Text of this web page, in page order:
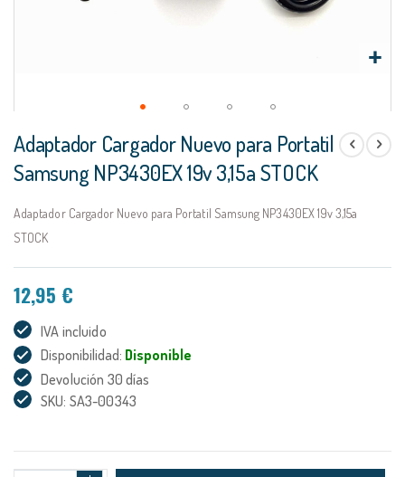
al
comienzo
de
galería
de
Adaptador Cargador Nuevo para Portatil
Samsung NP3430EX 19v 3,15a STOCK
Adaptador Cargador Nuevo para Portatil Samsung NP3430EX 19v 3,15a
STOCK
12,95 €
IVA incluido
Disponibilidad: Disponible
Devolución 30 días
SKU: SA3-00343